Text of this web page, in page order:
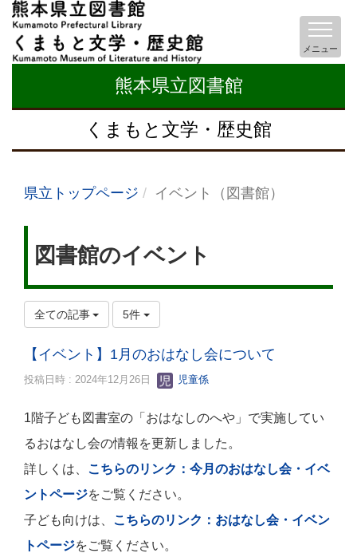
熊本県立図書館
くまもと文学・歴史館
メニュー
県立トップページ イベント（図書館）
図書館のイベント
全ての記事 5件
【イベント】1月のおはなし会について
投稿日時 : 2024年12月26日 児童係
1階子ども図書室の「おはなしのへや」で実施してい
るおはなし会の情報を更新しました。
詳しくは、 こちらのリンク：今月のおはなし会・イベ
ントページをご覧ください。
子ども向けは、 こちらのリンク：おはなし会・イベン
トページをご覧ください。